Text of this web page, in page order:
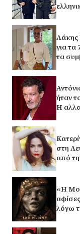
Λάκης
για τα
τα
ήταν
Η
στη
από
«Η
λόγω